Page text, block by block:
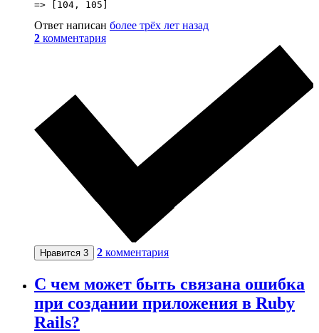
=> [104, 105]
Ответ написан более трёх лет назад
2 комментария
Нравится 3 2 комментария
С чем может быть связана ошибка
при создании приложения в Ruby
Rails?